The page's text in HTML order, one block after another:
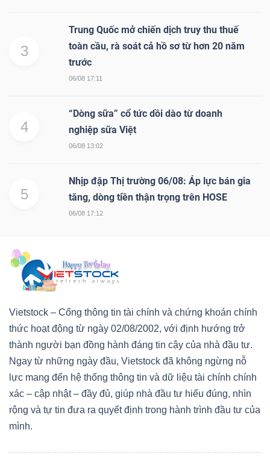
3
Trung Quốc mở chiến dịch truy thu thuế
toàn cầu, rà soát cả hồ sơ từ hơn 20 năm
trước
06/08 17:11
4
“Dòng sữa” cổ tức dồi dào từ doanh
nghiệp sữa Việt
06/08 13:02
5
Nhịp đập Thị trường 06/08: Áp lực bán gia
tăng, dòng tiền thận trọng trên HOSE
06/08 17:12
Vietstock – Cổng thông tin tài chính và chứng khoán chính
thức hoạt động từ ngày 02/08/2002, với định hướng trở
thành người bạn đồng hành đáng tin cậy của nhà đầu tư.
Ngay từ những ngày đầu, Vietstock đã không ngừng nỗ
lực mang đến hệ thống thông tin và dữ liệu tài chính chính
xác – cập nhật – đầy đủ, giúp nhà đầu tư hiểu đúng, nhìn
rộng và tự tin đưa ra quyết định trong hành trình đầu tư của
mình.